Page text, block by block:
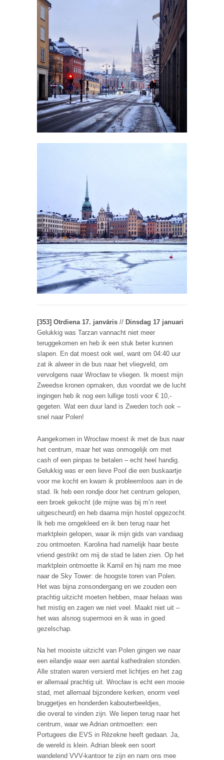
[353] Otrdiena 17. janvāris // Dinsdag 17 januari
Gelukkig was Tarzan vannacht niet meer
teruggekomen en heb ik een stuk beter kunnen
slapen. En dat moest ook wel, want om 04:40 uur
zat ik alweer in de bus naar het vliegveld, om
vervolgens naar Wrocław te vliegen. Ik moest mijn
Zweedse kronen opmaken, dus voordat we de lucht
ingingen heb ik nog een lullige tosti voor € 10,-
gegeten. Wat een duur land is Zweden toch ook –
snel naar Polen!
Aangekomen in Wrocław moest ik met de bus naar
het centrum, maar het was onmogelijk om met
cash of een pinpas te betalen – echt heel handig.
Gelukkig was er een lieve Pool die een buskaartje
voor me kocht en kwam ik probleemloos aan in de
stad. Ik heb een rondje door het centrum gelopen,
een broek gekocht (de mijne was bij m’n reet
uitgescheurd) en heb daarna mijn hostel opgezocht.
Ik heb me omgekleed en ik ben terug naar het
marktplein gelopen, waar ik mijn gids van vandaag
zou ontmoeten. Karolina had namelijk haar beste
vriend gestrikt om mij de stad te laten zien. Op het
marktplein ontmoette ik Kamil en hij nam me mee
naar de Sky Tower: de hoogste toren van Polen.
Het was bijna zonsondergang en we zouden een
prachtig uitzicht moeten hebben, maar helaas was
het mistig en zagen we niet veel. Maakt niet uit –
het was alsnog supermooi en ik was in goed
gezelschap.
Na het mooiste uitzicht van Polen gingen we naar
een eilandje waar een aantal kathedralen stonden.
Alle straten waren versierd met lichtjes en het zag
er allemaal prachtig uit. Wrocław is echt een mooie
stad, met allemaal bijzondere kerken, enorm veel
bruggetjes en honderden kabouterbeeldjes,
die overal te vinden zijn. We liepen terug naar het
centrum, waar we Adrian ontmoetten: een
Portugees die EVS in Rēzekne heeft gedaan. Ja,
de wereld is klein. Adrian bleek een soort
wandelend VVV-kantoor te zijn en nam ons mee